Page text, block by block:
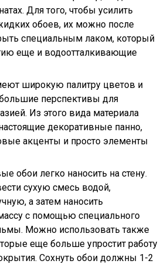
Для того, чтобы усилить
обоев, их можно после
специальным лаком, который
еще и водоотталкивающие
широкую палитру цветов и
перспективы для
Из этого вида материала
декоративные панно,
акценты и просто элементы
обои легко наносить на стену.
сухую смесь водой,
а затем наносить
с помощью специального
Можно использовать также
еще больше упростит работу
Сохнуть обои должны 1-2